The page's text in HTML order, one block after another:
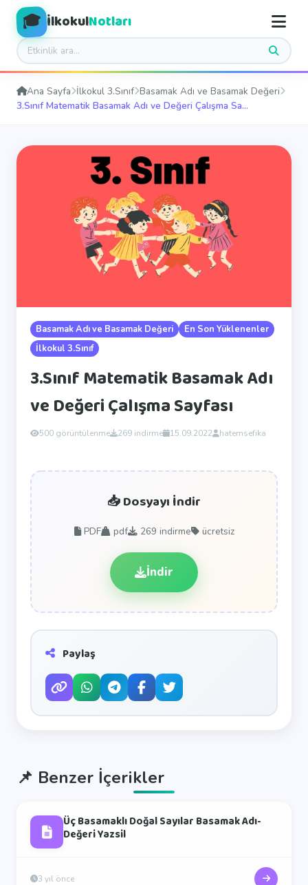
🎓 İlkokulNotları
Ana Sayfa İlkokul 3.Sınıf Basamak Adı ve Basamak Değeri
3.Sınıf Matematik Basamak Adı ve Değeri Çalışma Sa...
Basamak Adı ve Basamak Değeri
En Son Yüklenenler
İlkokul 3.Sınıf
3.Sınıf Matematik Basamak Adı
ve Değeri Çalışma Sayfası
500 görüntülenme 269 indirme 15.09.2022 hatemsefika
📥 Dosyayı İndir
PDF pdf 269 indirme ücretsiz
İndir
Paylaş
📌 Benzer İçerikler
Üç Basamaklı Doğal Sayılar Basamak Adı-
Değeri Yazsil
3 yıl önce